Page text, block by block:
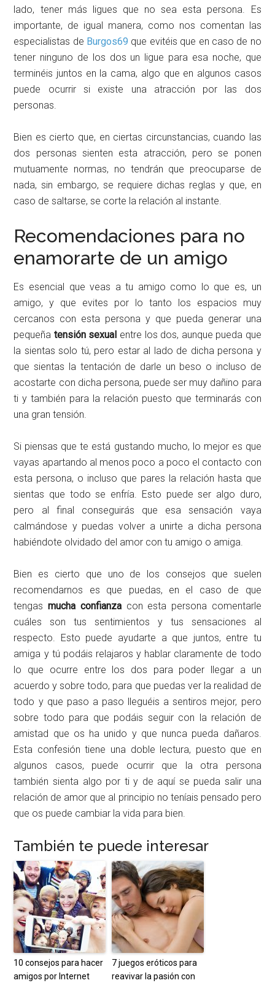
lado, tener más ligues que no sea esta persona. Es
importante, de igual manera, como nos comentan las
especialistas de Burgos69 que evitéis que en caso de no
tener ninguno de los dos un ligue para esa noche, que
terminéis juntos en la cama, algo que en algunos casos
puede ocurrir si existe una atracción por las dos
personas.
Bien es cierto que, en ciertas circunstancias, cuando las
dos personas sienten esta atracción, pero se ponen
mutuamente normas, no tendrán que preocuparse de
nada, sin embargo, se requiere dichas reglas y que, en
caso de saltarse, se corte la relación al instante.
Recomendaciones para no
enamorarte de un amigo
Es esencial que veas a tu amigo como lo que es, un
amigo, y que evites por lo tanto los espacios muy
cercanos con esta persona y que pueda generar una
pequeña tensión sexual entre los dos, aunque pueda que
la sientas solo tú, pero estar al lado de dicha persona y
que sientas la tentación de darle un beso o incluso de
acostarte con dicha persona, puede ser muy dañino para
ti y también para la relación puesto que terminarás con
una gran tensión.
Si piensas que te está gustando mucho, lo mejor es que
vayas apartando al menos poco a poco el contacto con
esta persona, o incluso que pares la relación hasta que
sientas que todo se enfría. Esto puede ser algo duro,
pero al final conseguirás que esa sensación vaya
calmándose y puedas volver a unirte a dicha persona
habiéndote olvidado del amor con tu amigo o amiga.
Bien es cierto que uno de los consejos que suelen
recomendarnos es que puedas, en el caso de que
tengasmucha confianzacon esta persona comentarle
cuáles son tus sentimientos y tus sensaciones al
respecto. Esto puede ayudarte a que juntos, entre tu
amiga y tú podáis relajaros y hablar claramente de todo
lo que ocurre entre los dos para poder llegar a un
acuerdo y sobre todo, para que puedas ver la realidad de
todo y que paso a paso lleguéis a sentiros mejor, pero
sobre todo para que podáis seguir con la relación de
amistad que os ha unido y que nunca pueda dañaros.
Esta confesión tiene una doble lectura, puesto que en
algunos casos, puede ocurrir que la otra persona
también sienta algo por ti y de aquí se pueda salir una
relación de amor que al principio no teníais pensado pero
que os puede cambiar la vida para bien.
También te puede interesar
10 consejos para hacer
amigos por Internet
7 juegos eróticos para
reavivar la pasión con